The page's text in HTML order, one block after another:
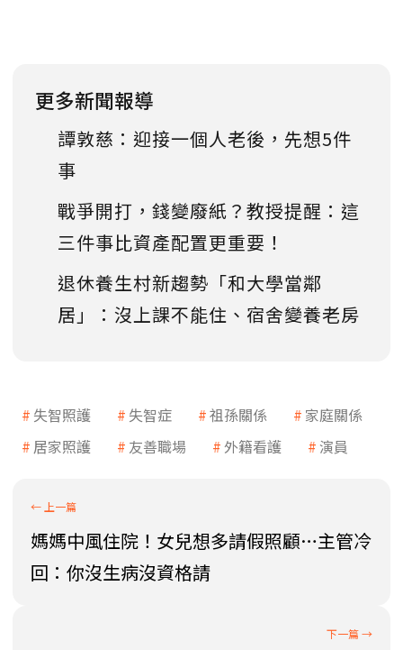
更多新聞報導
譚敦慈：迎接一個人老後，先想5件
事
戰爭開打，錢變廢紙？教授提醒：這
三件事比資產配置更重要！
退休養生村新趨勢「和大學當鄰
居」：沒上課不能住、宿舍變養老房
失智照護 失智症 祖孫關係
家庭關係
居家照護
友善職場 外籍看護 演員
媽媽中風住院！女兒想多請假照顧…主管冷
回：你沒生病沒資格請